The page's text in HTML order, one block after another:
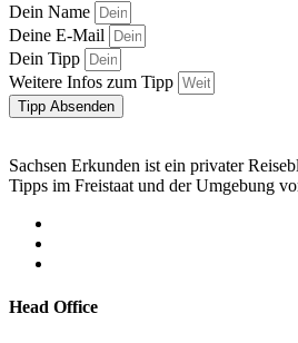
Dein Name
Deine E-Mail
Dein Tipp
Weitere Infos zum Tipp
Tipp Absenden
Sachsen Erkunden ist ein privater
Tipps im Freistaat und der Umgebung
Head Office